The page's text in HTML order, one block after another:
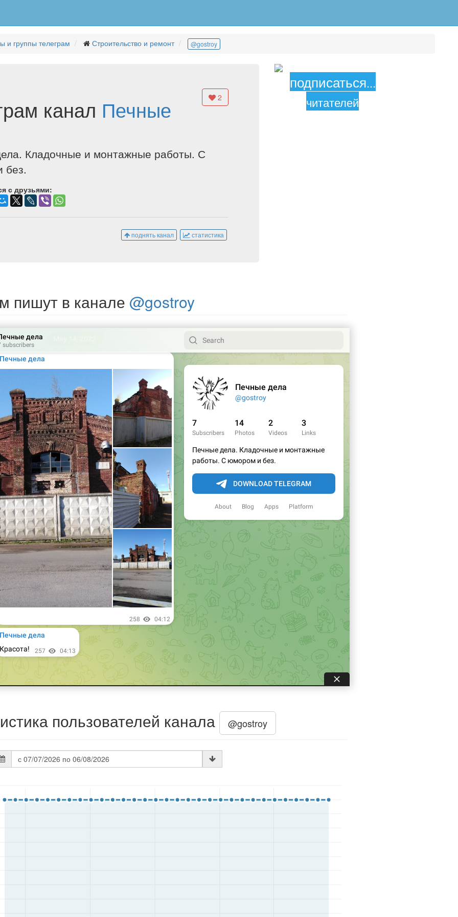
и группы телеграм Строительство и ремонт @gostroy
2
канал Печные
Кладочные и монтажные работы. С
без.
с друзьями:
статистика
поднять канал
подписаться...
читателей
пишут в канале @gostroy
пользователей канала @gostroy